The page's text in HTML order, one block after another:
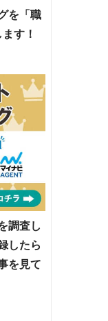
を「職
す！
調査し
したら
を見て